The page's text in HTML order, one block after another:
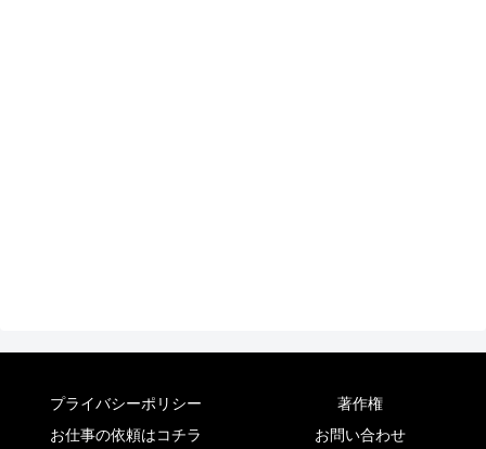
プライバシーポリシー
著作権
お仕事の依頼はコチラ
お問い合わせ